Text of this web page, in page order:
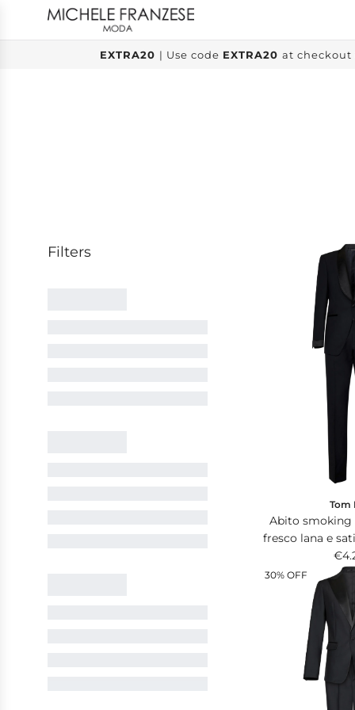
CONTENT
EXTRA20 | Use code EXTRA20 at checkout
Tom
Abito smoking
fresco lana e
con giacca
30% OFF